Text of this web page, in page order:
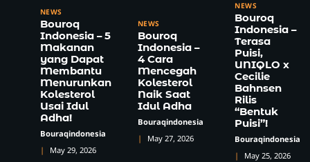
NEWS
Bouroq
Indonesia – 5
Makanan
yang Dapat
Membantu
Menurunkan
Kolesterol
Usai Idul
Adha!
Bouraqindonesia
May 29, 2026
NEWS
Bouroq
Indonesia –
4 Cara
Mencegah
Kolesterol
Naik Saat
Idul Adha
Bouraqindonesia
May 27, 2026
NEWS
Bouroq
Indonesia –
Terasa
Puisi,
UNIQLO x
Cecilie
Bahnsen
Rilis
“Bentuk
Puisi”!
Bouraqindonesia
May 25, 2026